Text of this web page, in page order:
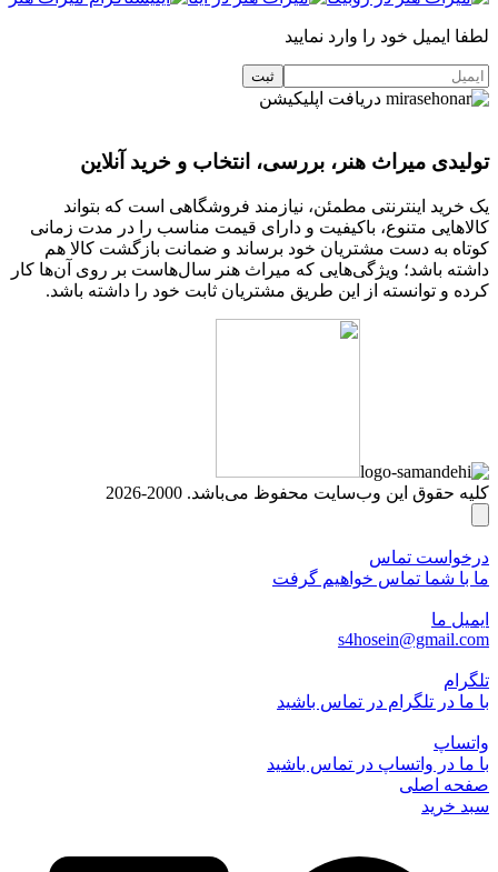
لطفا ایمیل خود را وارد نمایید
دریافت اپلیکیشن
تولیدی میراث هنر، بررسی، انتخاب و خرید آنلاین
یک خرید اینترنتی مطمئن، نیازمند فروشگاهی است که بتواند
کالاهایی متنوع، باکیفیت و دارای قیمت مناسب را در مدت زمانی
کوتاه به دست مشتریان خود برساند و ضمانت بازگشت کالا هم
داشته باشد؛ ویژگی‌هایی که میراث هنر سال‌هاست بر روی آن‌ها کار
کرده و توانسته از این طریق مشتریان ثابت خود را داشته باشد.
کلیه حقوق این وب‌سایت محفوظ می‌باشد. 2000-2026
درخواست تماس
ما با شما تماس خواهیم گرفت
ایمیل ما
s4hosein@gmail.com
تلگرام
با ما در تلگرام در تماس باشید
واتساپ
با ما در واتساپ در تماس باشید
صفحه اصلی
سبد خرید